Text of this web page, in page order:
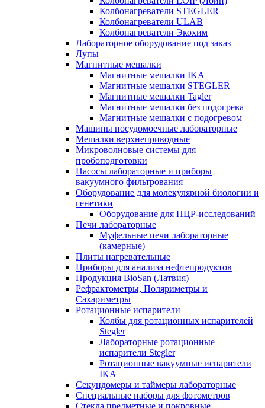
Колбонагреватели STEGLER
Колбонагреватели ULAB
Колбонагреватели Экохим
Лабораторное оборудование под заказ
Лупы
Магнитные мешалки
Магнитные мешалки IKA
Магнитные мешалки STEGLER
Магнитные мешалки Tagler
Магнитные мешалки без подогрева
Магнитные мешалки с подогревом
Машины посудомоечные лабораторные
Мешалки верхнеприводные
Микроволновые системы для
пробоподготовки
Насосы лабораторные и приборы
вакуумного фильтрования
Оборудование для молекулярной биологии и
генетики
Оборудование для ПЦР-исследований
Печи лабораторные
Муфельные печи лабораторные
(камерные)
Плиты нагревательные
Приборы для анализа нефтепродуктов
Продукция BioSan (Латвия)
Рефрактометры, Поляриметры и
Сахариметры
Ротационные испарители
Колбы для ротационных испарителей
Stegler
Лабораторные ротационные
испарители Stegler
Ротационные вакуумные испарители
IKA
Секундомеры и таймеры лабораторные
Специальные наборы для фотометров
Стекла предметные и покровные